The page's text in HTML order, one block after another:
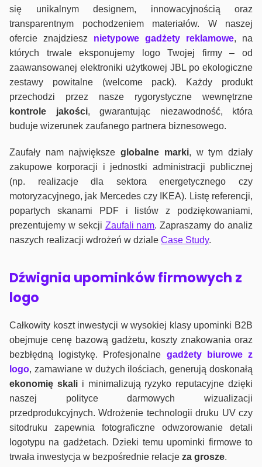
się unikalnym designem, innowacyjnością oraz
transparentnym pochodzeniem materiałów. W naszej
ofercie znajdziesz nietypowe gadżety reklamowe, na
których trwale eksponujemy logo Twojej firmy – od
zaawansowanej elektroniki użytkowej JBL po ekologiczne
zestawy powitalne (welcome pack). Każdy produkt
przechodzi przez nasze rygorystyczne wewnętrzne
kontrole jakości, gwarantując niezawodność, która
buduje wizerunek zaufanego partnera biznesowego.
Zaufały nam największeglobalne marki, w tym działy
zakupowe korporacji i jednostki administracji publicznej
(np. realizacje dla sektora energetycznego czy
motoryzacyjnego, jak Mercedes czy IKEA). Listę referencji,
popartych skanami PDF i listów z podziękowaniami,
prezentujemy w sekcji Zaufali nam. Zapraszamy do analiz
naszych realizacji wdrożeń w dziale Case Study.
Dźwignia upominków firmowych z
logo
Całkowity koszt inwestycji w wysokiej klasy upominki B2B
obejmuje cenę bazową gadżetu, koszty znakowania oraz
bezbłędną logistykę. Profesjonalne gadżety biurowe z
logo, zamawiane w dużych ilościach, generują doskonałą
ekonomię skalii minimalizują ryzyko reputacyjne dzięki
naszej polityce darmowych wizualizacji
przedprodukcyjnych. Wdrożenie technologii druku UV czy
sitodruku zapewnia fotograficzne odwzorowanie detali
logotypu na gadżetach. Dzieki temu upominki firmowe to
trwała inwestycja w bezpośrednie relacje za grosze.